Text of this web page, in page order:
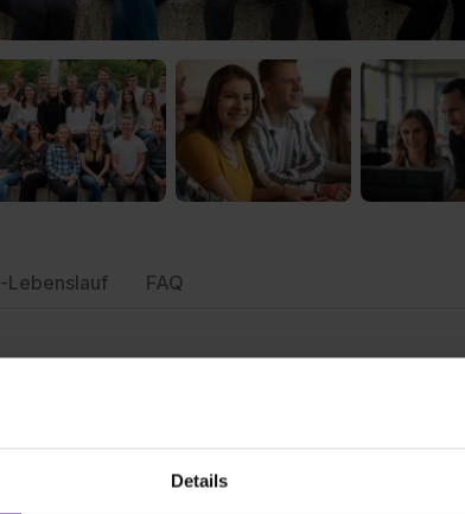
Details
Lebenslauf FAQ